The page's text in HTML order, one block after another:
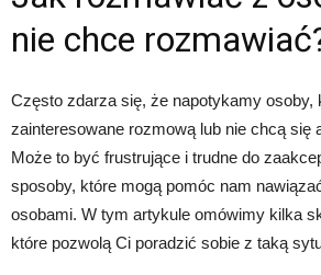
nie chce
Często zdarza się, że napotykamy osoby,
zainteresowane rozmową lub nie chcą się
Może to być frustrujące i trudne do
sposoby, które mogą pomóc nam
osobami. W tym artykule omówimy kilka
które pozwolą Ci poradzić sobie z taką